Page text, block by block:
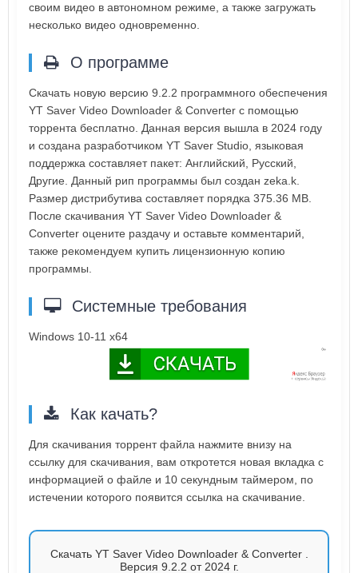
своим видео в автономном режиме, а также загружать
несколько видео одновременно.
О программе
Скачать новую версию 9.2.2 программного обеспечения
YT Saver Video Downloader & Converter с помощью
торрента бесплатно. Данная версия вышла в 2024 году
и создана разработчиком YT Saver Studio, языковая
поддержка составляет пакет: Английский, Русский,
Другие. Данный рип программы был создан zeka.k.
Размер дистрибутива составляет порядка 375.36 MB.
После скачивания YT Saver Video Downloader &
Converter оцените раздачу и оставьте комментарий,
также рекомендуем купить лицензионную копию
программы.
Системные требования
Windows 10-11 x64
Как качать?
Для скачивания торрент файла нажмите внизу на
ссылку для скачивания, вам откротется новая вкладка с
информацией о файле и 10 секундным таймером, по
истечении которого появится ссылка на скачивание.
Скачать YT Saver Video Downloader & Converter .
Версия 9.2.2 от 2024 г.